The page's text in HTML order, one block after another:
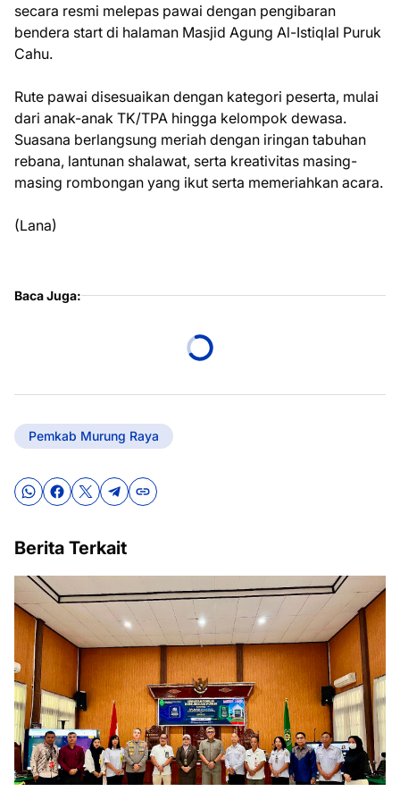
secara resmi melepas pawai dengan pengibaran
bendera start di halaman Masjid Agung Al-Istiqlal Puruk
Cahu.
Rute pawai disesuaikan dengan kategori peserta, mulai
dari anak-anak TK/TPA hingga kelompok dewasa.
Suasana berlangsung meriah dengan iringan tabuhan
rebana, lantunan shalawat, serta kreativitas masing-
masing rombongan yang ikut serta memeriahkan acara.
(Lana)
Baca Juga:
Pemkab Murung Raya
Berita Terkait